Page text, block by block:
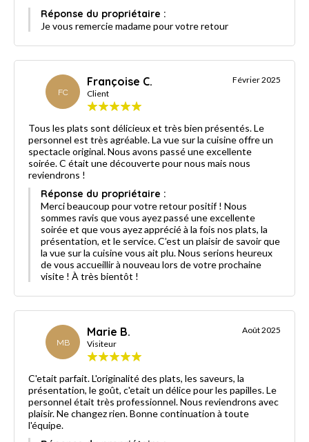
Réponse du propriétaire :
Je vous remercie madame pour votre retour
FC
Françoise C.
Client
Février 2025
Tous les plats sont délicieux et très bien présentés. Le
personnel est très agréable. La vue sur la cuisine offre un
spectacle original. Nous avons passé une excellente
soirée. C était une découverte pour nous mais nous
reviendrons !
Réponse du propriétaire :
Merci beaucoup pour votre retour positif ! Nous
sommes ravis que vous ayez passé une excellente
soirée et que vous ayez apprécié à la fois nos plats, la
présentation, et le service. C’est un plaisir de savoir que
la vue sur la cuisine vous ait plu. Nous serions heureux
de vous accueillir à nouveau lors de votre prochaine
visite ! À très bientôt !
MB
Marie B.
Visiteur
Août 2025
C'etait parfait. L'originalité des plats, les saveurs, la
présentation, le goût, c'etait un délice pour les papilles. Le
personnel était très professionnel. Nous reviendrons avec
plaisir. Ne changez rien. Bonne continuation à toute
l'équipe.